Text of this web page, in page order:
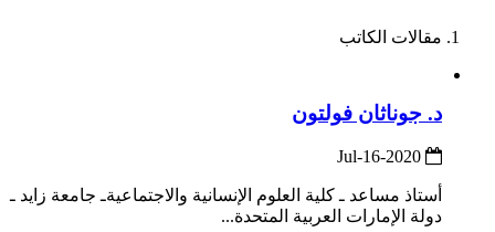
مقالات الكاتب
د. جوناثان فولتون
أستاذ مساعد ـ كلية العلوم الإنسانية والاجتماعيةـ جامعة زايد ـ
دولة الإمارات العربية المتحدة...